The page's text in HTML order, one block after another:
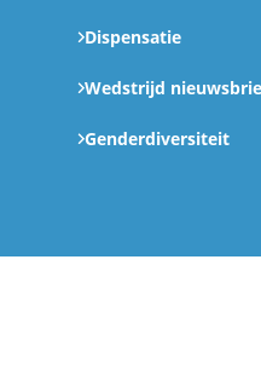
Dispensatie
Wedstrijd
Genderdiversiteit